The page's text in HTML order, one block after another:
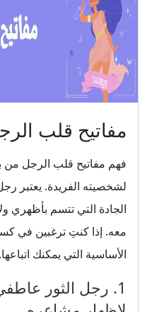
مفاتيح قلب
فهم مفاتيح قلب الرجل من
لشخصيته الفريدة. يعتبر
الجادة التي تتسم بأظهري
معه. إذا كنتِ ترغبين في
الأساسية التي يمكنك اتباعها.
1. رجل الثور